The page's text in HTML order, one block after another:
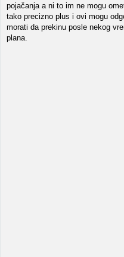
pojačanja a ni to im ne mogu
tako precizno plus i ovi mogu
morati da prekinu posle nekog
plana.